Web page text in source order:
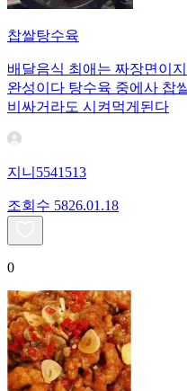
찹쌀탕수육
배달음식 최애는 짜장면이
완성이다 탕수육 중에사 찹
비싸거라도 시켜먹게된다
지니5541513
조회수 5826.01.18
0